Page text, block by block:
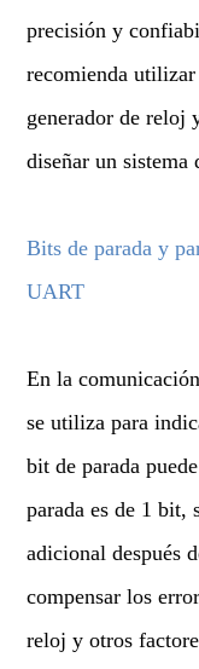
precisión y
recomienda
generador de reloj
diseñar un
Bits de parada y
UART
En la
se utiliza para
bit de parada
parada es de 1 bit,
adicional después
compensar los
reloj y otros